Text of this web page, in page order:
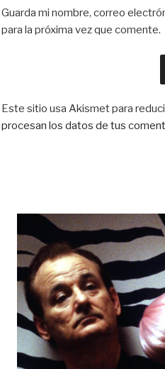
Guarda mi nombre, correo
para la próxima vez que comente.
Este sitio usa Akismet para
procesan los datos de tus